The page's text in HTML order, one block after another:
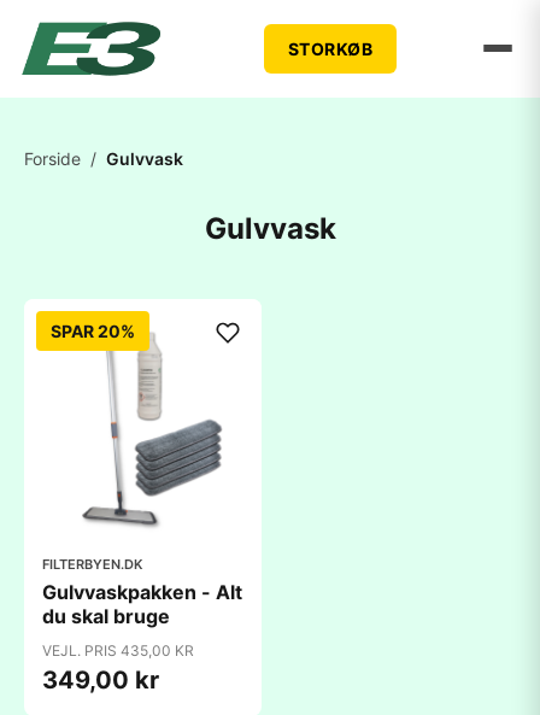
STORKØB
Forside / Gulvvask
Gulvvask
SPAR 20%
FILTERBYEN.DK
Gulvvaskpakken - Alt
du skal bruge
VEJL. PRIS 435,00 KR
349,00 kr